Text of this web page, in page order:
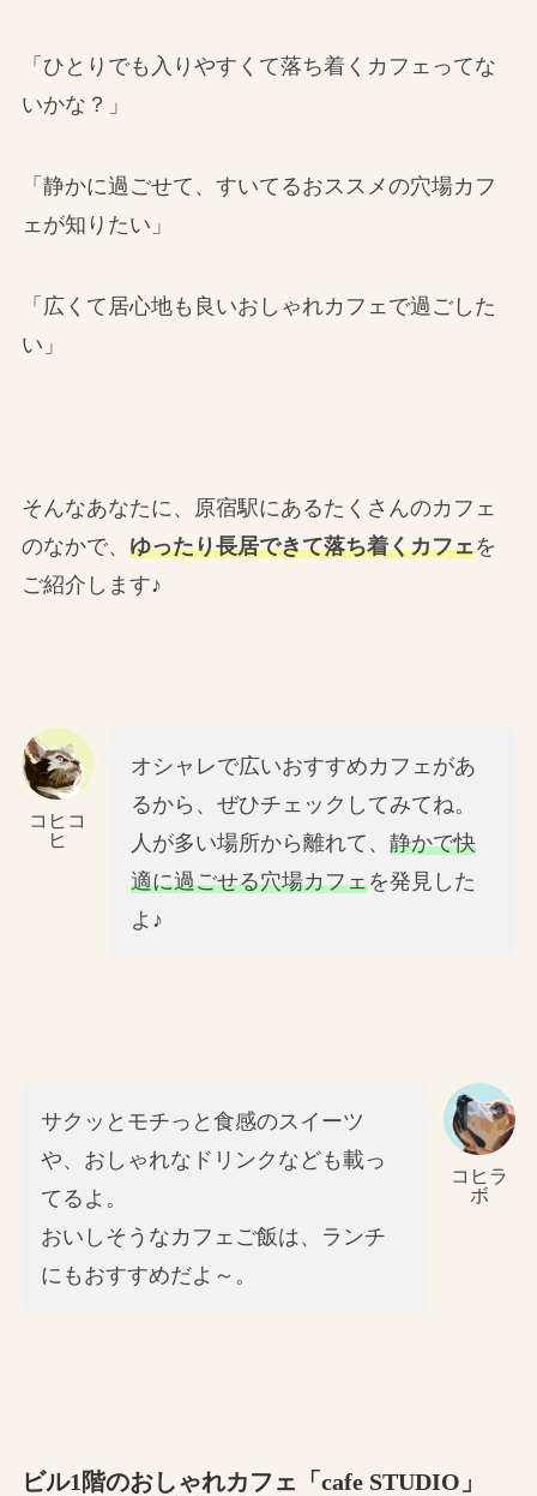
「ひとりでも入りやすくて落ち着くカフェってな
いかな？」
「静かに過ごせて、すいてるおススメの穴場カフ
ェが知りたい」
「広くて居心地も良いおしゃれカフェで過ごした
い」
そんなあなたに、原宿駅にあるたくさんのカフェ
のなかで、 ゆったり長居できて落ち着くカフェを
ご紹介します♪
コヒコ
ヒ
オシャレで広いおすすめカフェがあ
るから、ぜひチェックしてみてね。
人が多い場所から離れて、 静かで快
適に過ごせる穴場カフェを発見した
よ♪
コヒラ
ボ
サクッとモチっと食感のスイーツ
や、おしゃれなドリンクなども載っ
てるよ。
おいしそうなカフェご飯は、ランチ
にもおすすめだよ～。
ビル1階のおしゃれカフェ「cafe STUDIO」